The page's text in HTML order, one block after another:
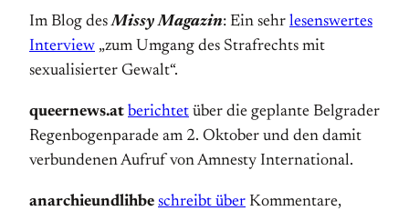
Im Blog desMissy Magazin: Ein sehr lesenswertes
Interview „zum Umgang des Strafrechts mit
sexualisierter Gewalt“.
queernews.at berichtet über die geplante Belgrader
Regenbogenparade am 2. Oktober und den damit
verbundenen Aufruf von Amnesty International.
anarchieundlihbe schreibt über Kommentare,